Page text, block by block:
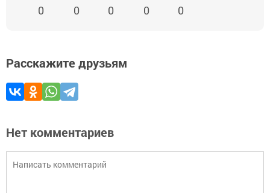
0 0 0 0 0
Расскажите друзьям
Нет комментариев